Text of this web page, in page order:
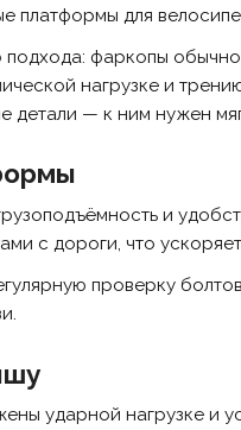
платформы для
подхода: фаркопы
нагрузке и
детали — к ним нужен
и
с дороги, что
проверку
ударной нагрузке и